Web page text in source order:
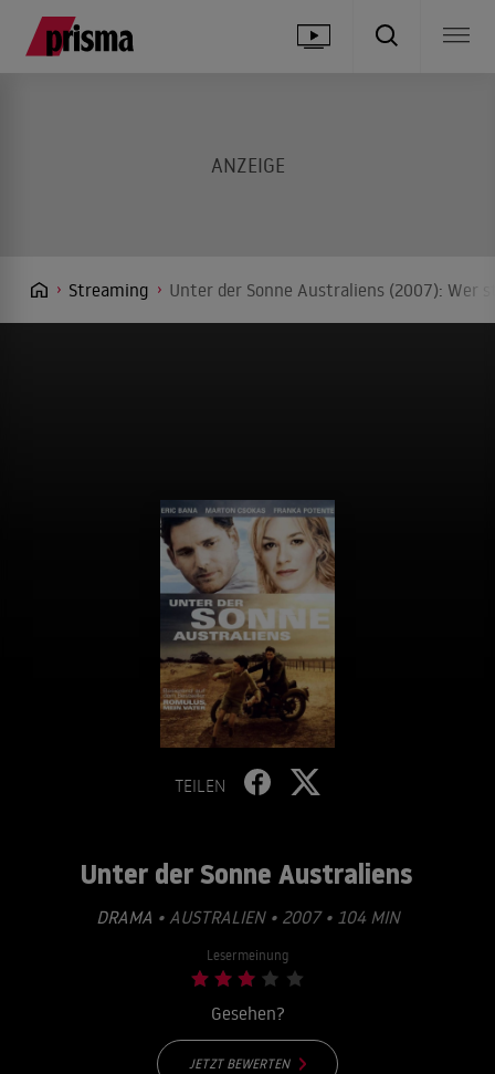
Streaming Unter der Sonne Australiens (2007): Wer
TEILEN
Unter der Sonne Australiens
DRAMA • AUSTRALIEN • 2007 • 104 MIN
Lesermeinung
Gesehen?
JETZT BEWERTEN